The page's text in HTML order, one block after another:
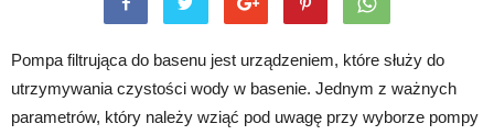
Pompa filtrująca do basenu jest urządzeniem, które służy do
utrzymywania czystości wody w basenie. Jednym z ważnych
parametrów, który należy wziąć pod uwagę przy wyborze pompy